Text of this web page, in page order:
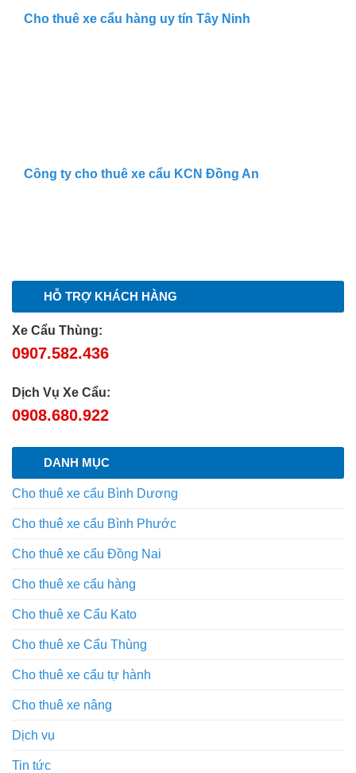
HỖ TRỢ KHÁCH HÀNG
Xe Cẩu Thùng:
0907.582.436
Dịch Vụ Xe Cẩu:
0908.680.922
DANH MỤC
Cho thuê xe cẩu Bình Dương
Cho thuê xe cẩu Bình Phước
Cho thuê xe cẩu Đồng Nai
Cho thuê xe cẩu hàng
Cho thuê xe Cẩu Kato
Cho thuê xe Cẩu Thùng
Cho thuê xe cẩu tự hành
Cho thuê xe nâng
Dịch vụ
Tin tức
Cho thuê xe cẩu hàng uy tín Tây Ninh
Công ty cho thuê xe cẩu KCN Đồng An